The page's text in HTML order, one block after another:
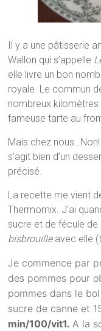
Il y a une pâtisserie
Wallon qui s’appelle
elle livre un bon
royale. Le commun
nombreux
fameuse tarte au
Mais chez
s’agit bien d’un
précisé.
La recette me vient
Thermomix. J’ai
sucre et de fécule de
bisbrouilleavec elle
Je commence par
des pommes pour
pommes dans le
sucre de canne et
min/100/vit1.A la